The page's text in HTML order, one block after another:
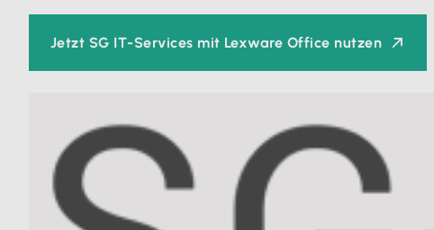
Jetzt SG IT-Services mit Lexware Office nutzen